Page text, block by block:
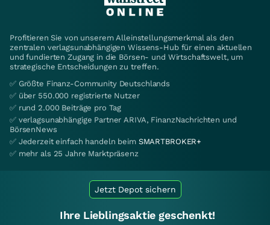
Profitieren Sie von unserem Alleinstellungsmerkmal als den
zentralen verlagsunabhängigen Wissens-Hub für einen aktuellen
und fundierten Zugang in die Börsen- und Wirtschaftswelt, um
strategische Entscheidungen zu treffen.
✅ Größte Finanz-Community Deutschlands
✅ über 550.000 registrierte Nutzer
✅ rund 2.000 Beiträge pro Tag
✅ verlagsunabhängige Partner ARIVA, FinanzNachrichten und
BörsenNews
✅ Jederzeit einfach handeln beim SMARTBROKER+
✅ mehr als 25 Jahre Marktpräsenz
Jetzt Depot sichern
Ihre Lieblingsaktie geschenkt!